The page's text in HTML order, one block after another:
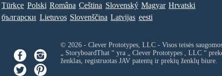
Türkçe Polski Româna Ceština Slovenský Magyar Hrvatski
български Lietuvos Slovenščina Latvijas eesti
© 2026 - Clever Prototypes, LLC - Visos teisės
„ StoryboardThat “ yra „ Clever Prototypes , LLC“
ženklas, registruotas JAV patentų ir prekių ženklų biure.